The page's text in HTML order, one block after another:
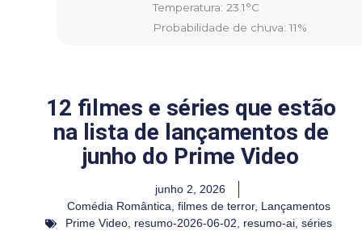
Temperatura: 23.1°C
Probabilidade de chuva: 11%
12 filmes e séries que estão
na lista de lançamentos de
junho do Prime Video
junho 2, 2026
Comédia Romântica, filmes de terror, Lançamentos
Prime Video, resumo-2026-06-02, resumo-ai, séries